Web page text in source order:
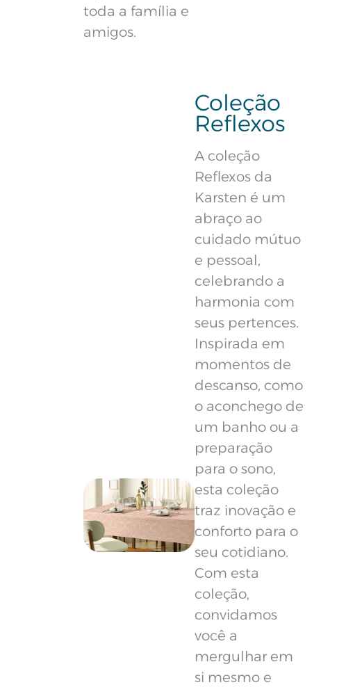
toda a família e
amigos.
Coleção
Reflexos
A coleção
Reflexos da
Karsten é um
abraço ao
cuidado mútuo
e pessoal,
celebrando a
harmonia com
seus pertences.
Inspirada em
momentos de
descanso, como
o aconchego de
um banho ou a
preparação
para o sono,
esta coleção
traz inovação e
conforto para o
seu cotidiano.
Com esta
coleção,
convidamos
você a
mergulhar em
si mesmo e